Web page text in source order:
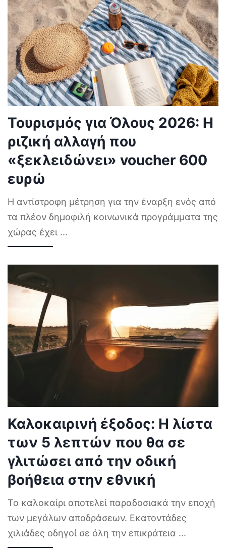
Τουρισμός για Όλους 2026: Η
ριζική αλλαγή που
«ξεκλειδώνει» voucher 600
ευρώ
Η αντίστροφη μέτρηση για την έναρξη ενός από
τα πλέον δημοφιλή κοινωνικά προγράμματα της
χώρας έχει ...
Καλοκαιρινή έξοδος: Η λίστα
των 5 λεπτών που θα σε
γλιτώσει από την οδική
βοήθεια στην εθνική
Το καλοκαίρι αποτελεί παραδοσιακά την εποχή
των μεγάλων αποδράσεων. Εκατοντάδες
χιλιάδες οδηγοί σε όλη την επικράτεια ...